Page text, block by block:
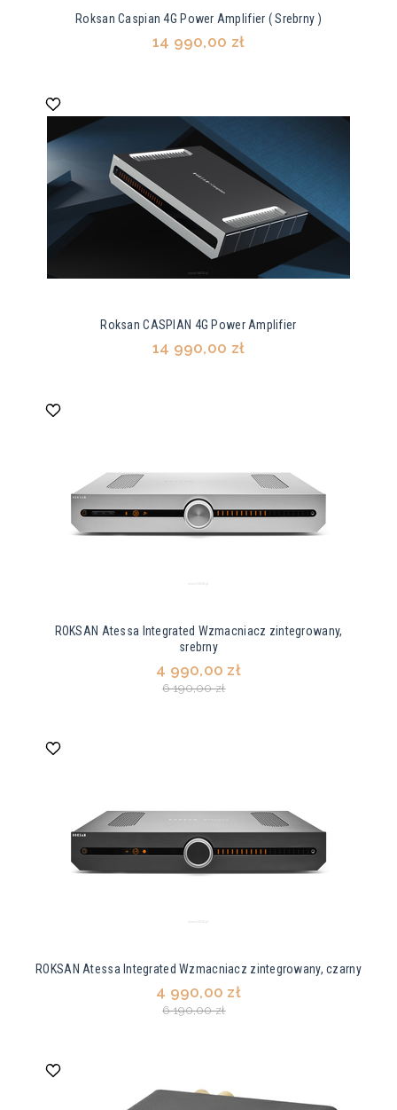
Roksan Caspian 4G Power Amplifier ( Srebrny )
14 990,00 zł
Roksan CASPIAN 4G Power Amplifier
14 990,00 zł
ROKSAN Atessa Integrated Wzmacniacz zintegrowany,
srebrny
4 990,00 zł
6 190,00 zł
ROKSAN Atessa Integrated Wzmacniacz zintegrowany, czarny
4 990,00 zł
6 190,00 zł